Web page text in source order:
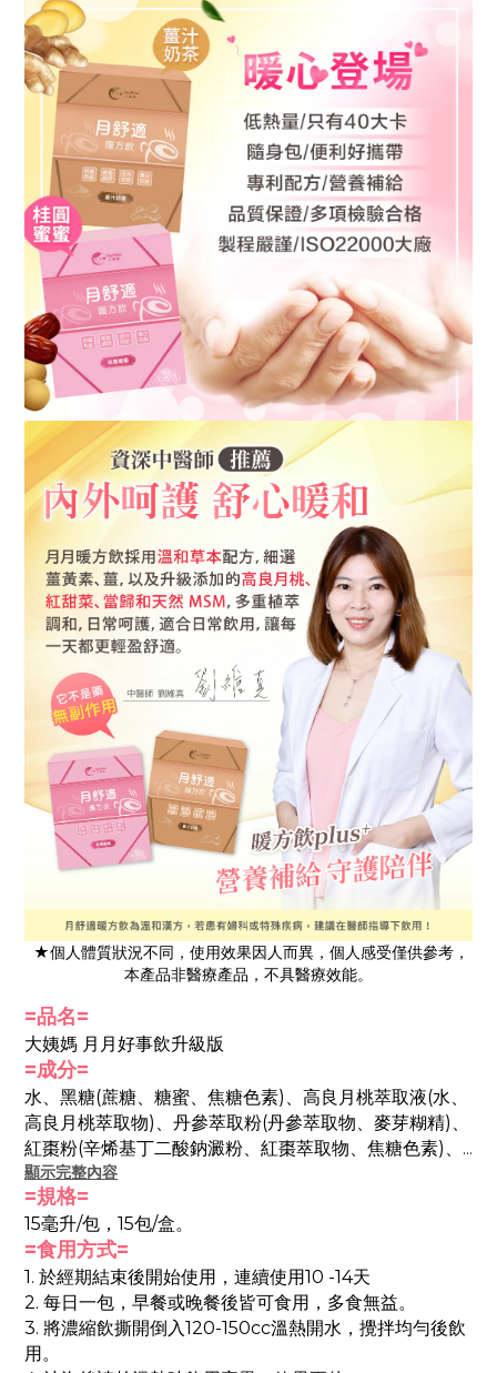
★個人體質狀況不同，使用效果因人而異，個人感受僅供參考，
本產品非醫療產品，不具醫療效能。
=品名=
大姨媽 月月好事飲升級版
=成分=
水、黑糖(蔗糖、糖蜜、焦糖色素)、高良月桃萃取液(水、
高良月桃萃取物)、丹參萃取粉(丹參萃取物、麥芽糊精)、
紅棗粉(辛烯基丁二酸鈉澱粉、紅棗萃取物、焦糖色素)、
麥盧卡蜂蜜、桂圓萃取粉(麥芽糊精、桂圓萃取物)、當歸
萃取粉(當歸萃取物、麥芽糊精)、柑橘果膠(柑橘果膠、蔗
糖)、玉米糖膠、檸檬酸、川芎萃取粉(川芎萃取物、麥芽
糊精)、熟地萃取粉(熟地萃取物、麥芽糊精)、益母草萃取
粉(益母草萃取物、麥芽糊精)、白芍萃取粉、阿拉伯膠、
桑葚果萃取粉、大豆卵磷脂、紅豆粉。
顯示完整內容
=規格=
15毫升/包，15包/盒。
=食用方式=
1. 於經期結束後開始使用，連續使用10 -14天
2. 每日一包，早餐或晚餐後皆可食用，多食無益。
3. 將濃縮飲撕開倒入120-150cc溫熱開水，攪拌均勻後飲
用。